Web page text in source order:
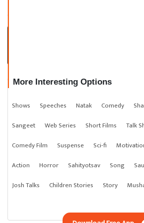
More Interesting Options
Shows Speeches Natak Comedy
Sangeet
Web Series Short Films Talk
Comedy Film
Suspense Sci-fi
Action
Horror Sahityotsav Song
Josh Talks
Children Stories Story